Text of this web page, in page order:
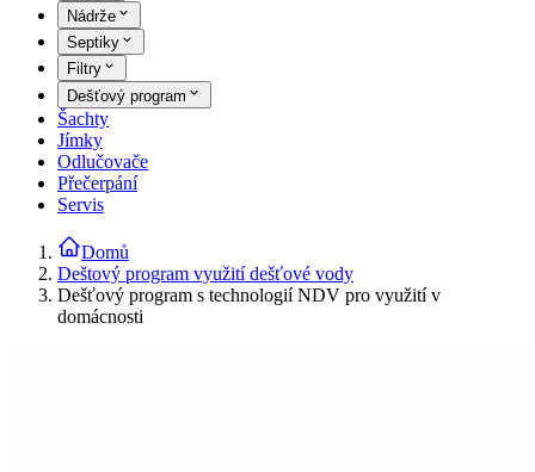
Nádrže
Septiky
Filtry
Dešťový program
Šachty
Jímky
Odlučovače
Přečerpání
Servis
Domů
Deštový program využití dešťové vody
Dešťový program s technologií NDV pro využití v
domácnosti